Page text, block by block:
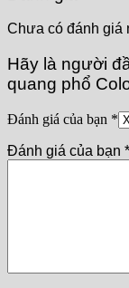
Chưa có đánh giá
Hãy là người
quang phổ
Đánh giá của bạn *
Đánh giá của bạn *